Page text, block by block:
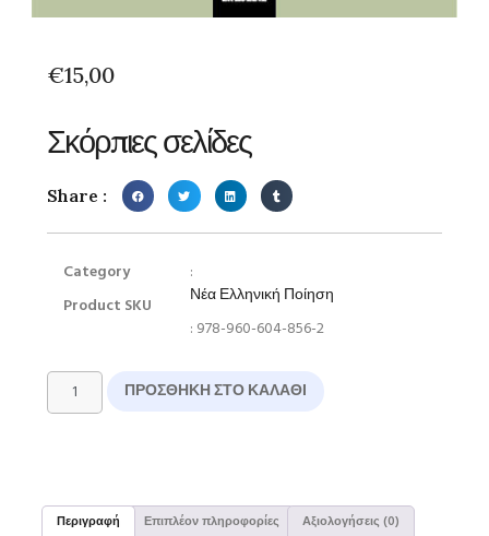
€15,00
Σκόρπιες σελίδες
Share :
Category
Product SKU
:
Νέα Ελληνική Ποίηση
: 978-960-604-856-2
ΠΡΟΣΘΉΚΗ ΣΤΟ ΚΑΛΆΘΙ
Περιγραφή Επιπλέον πληροφορίες Αξιολογήσεις (0)